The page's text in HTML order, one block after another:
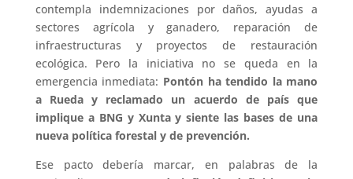
contempla indemnizaciones por daños, ayudas a
sectores agrícola y ganadero, reparación de
infraestructuras y proyectos de restauración
ecológica. Pero la iniciativa no se queda en la
emergencia inmediata: Pontón ha tendido la mano
a Rueda y reclamado un acuerdo de país que
implique a BNG y Xunta y siente las bases de una
nueva política forestal y de prevención.
Ese pacto debería marcar, en palabras de la